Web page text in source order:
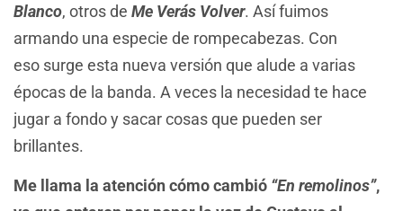
Blanco, otros de Me Verás Volver. Así fuimos
armando una especie de rompecabezas. Con
eso surge esta nueva versión que alude a varias
épocas de la banda. A veces la necesidad te hace
jugar a fondo y sacar cosas que pueden ser
brillantes.
Me llama la atención cómo cambió “En remolinos”,